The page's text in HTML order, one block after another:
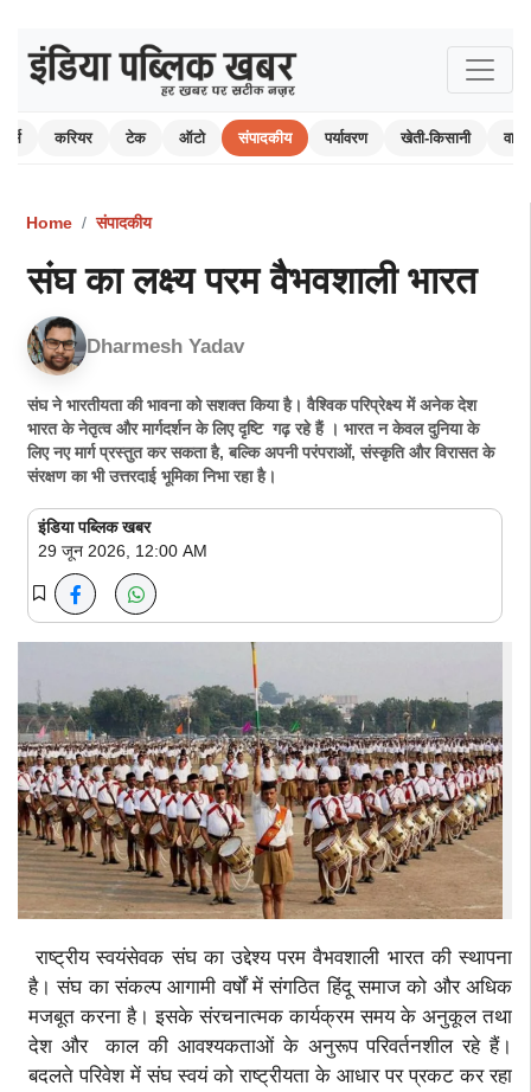
करियर टेक ऑटो संपादकीय पर्यावरण खेती-किसानी
Home संपादकीय
संघ का लक्ष्य परम वैभवशाली भारत
Dharmesh Yadav
संघ ने भारतीयता की भावना को सशक्त किया है। वैश्विक परिप्रेक्ष्य में अनेक देश
भारत के नेतृत्व और मार्गदर्शन के लिए दृष्टि गढ़ रहे हैं । भारत न केवल दुनिया के
लिए नए मार्ग प्रस्तुत कर सकता है, बल्कि अपनी परंपराओं, संस्कृति और विरासत के
संरक्षण का भी उत्तरदाई भूमिका निभा रहा है।
इंडिया पब्लिक खबर
29 जून 2026, 12:00 AM
राष्ट्रीय स्वयंसेवक संघ का उद्देश्य परम वैभवशाली भारत की स्थापना
है। संघ का संकल्प आगामी वर्षों में संगठित हिंदू समाज को और अधिक
मजबूत करना है। इसके संरचनात्मक कार्यक्रम समय के अनुकूल तथा
देश और काल की आवश्यकताओं के अनुरूप परिवर्तनशील रहे हैं।
बदलते परिवेश में संघ स्वयं को राष्ट्रीयता के आधार पर प्रकट कर रहा